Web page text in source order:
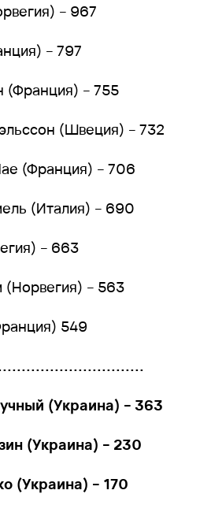
– 967
– 797
(Франция) – 755
(Швеция) – 732
(Франция) – 706
(Италия) – 690
– 663
– 563
549
(Украина) – 363
(Украина) – 230
(Украина) – 170